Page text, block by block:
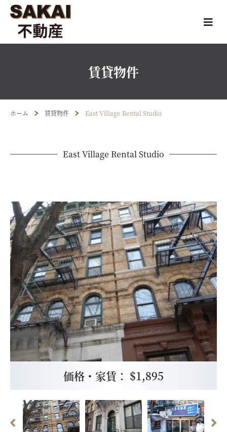
賃貸物件
ホーム 賃貸物件 East Village Rental Studio
East Village Rental Studio
価格・家賃： $1,895